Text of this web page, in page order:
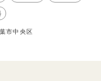
市中央区